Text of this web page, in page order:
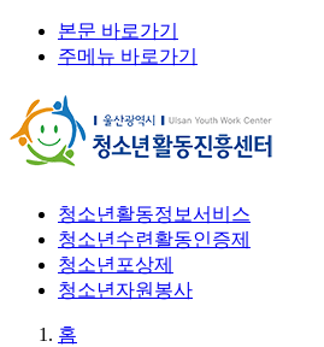
본문 바로가기
주메뉴 바로가기
청소년활동정보서비스
청소년수련활동인증제
청소년포상제
청소년자원봉사
홈